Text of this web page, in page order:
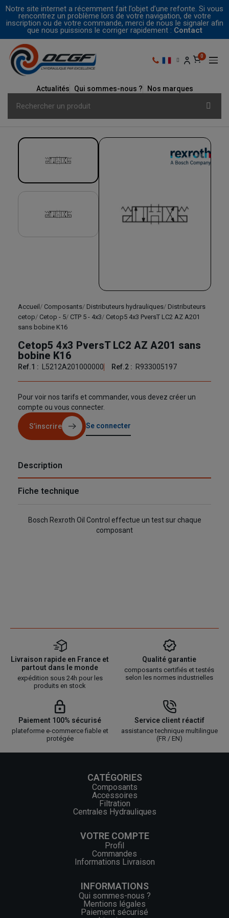
Notre site internet a récemment fait l’objet d’une refonte. Si vous
rencontrez un problème lors de votre navigation, de votre
inscription ou de votre commande, merci de nous le signaler afin
que nous puissions le corriger rapidement : Contact
Actualités Qui sommes-nous ? Nos marques
Accueil Composants Distributeurs hydrauliques Distributeurs
cetop
Cetop - 5 CTP 5 - 4x3
Cetop5 4x3 PversT LC2 AZ A201
sans bobine K16
Cetop5 4x3 PversT LC2 AZ A201 sans
bobine K16
Ref.1 : L5212A201000000 Ref.2 : R933005197
Pour voir nos tarifs et commander, vous devez créer un
compte ou vous connecter.
S’inscrire Se connecter
Description
Fiche technique
Bosch Rexroth Oil Control effectue un test sur chaque
composant
Livraison rapide en France et
partout dans le monde
expédition sous 24h pour les
produits en stock
Qualité garantie
composants certifiés et testés
selon les normes industrielles
Paiement 100% sécurisé
plateforme e-commerce fiable et
protégée
Service client réactif
assistance technique multilingue
(FR / EN)
CATÉGORIES
Composants
Accessoires
Filtration
Centrales Hydrauliques
VOTRE COMPTE
Profil
Commandes
Informations Livraison
INFORMATIONS
Qui sommes-nous ?
Mentions légales
Paiement sécurisé